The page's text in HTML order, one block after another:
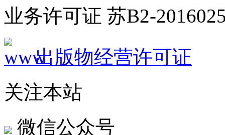
业务许可证 苏B2-
出版物经营许可证
关注本站
微信公众号